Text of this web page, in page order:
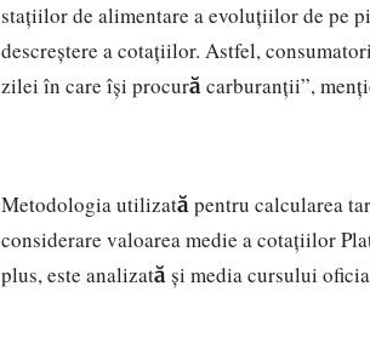
stațiilor de alimentare a evoluțiilor de pe
descreștere a cotațiilor. Astfel,
zilei în care își procură carburanții”,
Metodologia utilizată pentru calcularea
considerare valoarea medie a cotațiilor
plus, este analizată și media cursului